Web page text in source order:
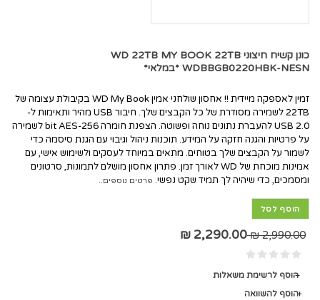
כונן קשיח חיצוני WD 22TB MY BOOK 22TB
WDBBGB0220HBK-NESN *במלאי*
זמין לאספקה מיידית !! אחסון שולחני אמין WD My Book בקיבולת עצומה של
22TB לשמירה מסודרת של כל הקבצים שלך. חיבור USB מהיר ותאימות ל-
USB 2.0 להעברת נתונים נוחה ופשוטה. הצפנת חומרה 256-bit AES לשמירה
על פרטיות והגנה חזקה על המידע. תוכנות ניהול וגיבוי עם הגנת סיסמה כדי
לשמור על הקבצים שלך בטוחים. מתאים במיוחד לעסקים ולשימוש אישי, עם
אמינות מוכחת של WD לאורך זמן. פתרון אחסון מושלם לתמונות, סרטונים
ומסמכים, כדי שיהיה לך תמיד שקט נפשי. פרטים נוספים..
הוסף לסל
2,990.00 ₪
2,290.00 ₪
הוסף לרשימת משאלות
הוסף להשוואה